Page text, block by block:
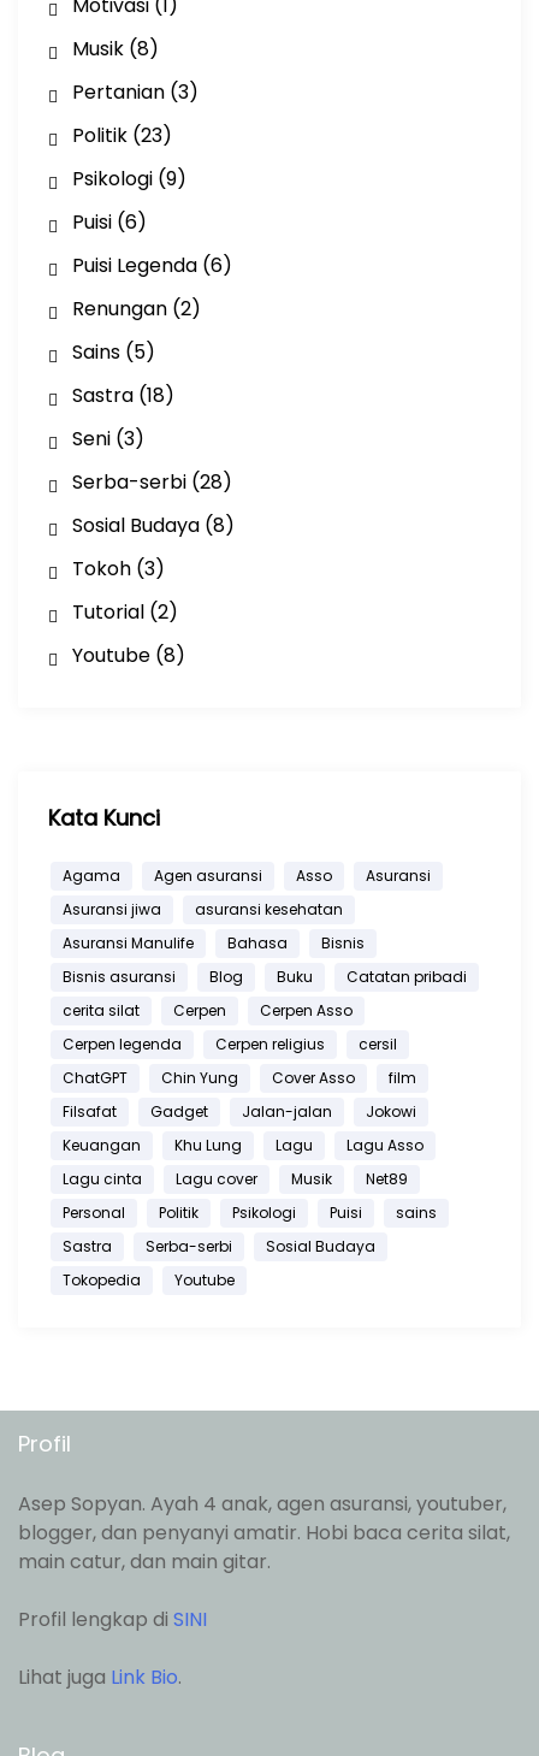
Musik(8)
Pertanian(3)
Politik(23)
Psikologi(9)
Puisi(6)
Puisi Legenda(6)
Renungan(2)
Sains(5)
Sastra(18)
Seni(3)
Serba-serbi(28)
Sosial Budaya(8)
Tokoh(3)
Tutorial(2)
Youtube(8)
Kata Kunci
Agama Agen asuransi Asso
Asuransi
Asuransi jiwa
asuransi kesehatan
Asuransi Manulife
Bahasa
Bisnis
Bisnis asuransi
Blog Buku
Catatan pribadi
cerita silat
Cerpen
Cerpen Asso
Cerpen legenda
Cerpen religius
cersil
ChatGPT
Chin Yung Cover Asso
film
Filsafat
Gadget Jalan-jalan
Jokowi
Keuangan
Khu Lung Lagu
Lagu Asso
Lagu cinta
Lagu cover Musik
Net89
Personal
Politik Psikologi Puisi
sains
Sastra
Serba-serbi
Sosial Budaya
Tokopedia
Youtube
Profil
Asep Sopyan. Ayah 4 anak, agen asuransi, youtuber,
blogger, dan penyanyi amatir. Hobi baca cerita silat,
main catur, dan main gitar.
Profil lengkap di SINI
Lihat juga Link Bio.